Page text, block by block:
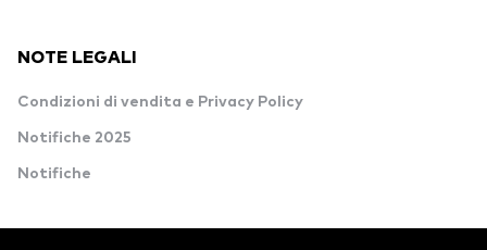
NOTE LEGALI
Condizioni di vendita e Privacy Policy
Notifiche 2025
Notifiche